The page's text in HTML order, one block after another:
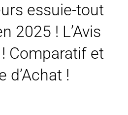
essuie-tout
2025 ! L’Avis
! Comparatif et
d’Achat !